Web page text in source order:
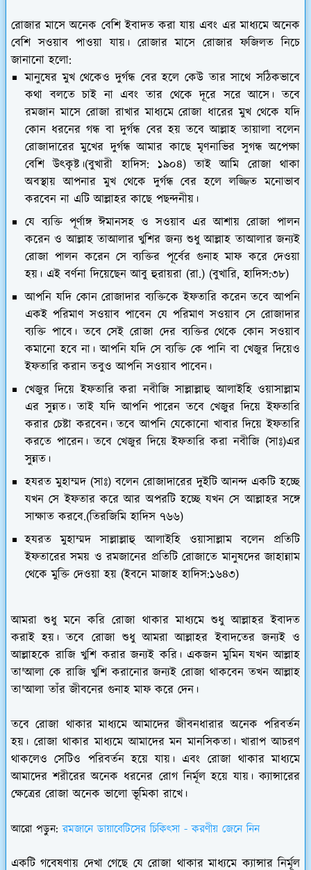
রোজার মাসে অনেক বেশি ইবাদত করা যায় এবং এর মাধ্যমে অনেক
বেশি সওয়াব পাওয়া যায়। রোজার মাসে রোজার ফজিলত নিচে
জানানো হলো:
মানুষের মুখ থেকেও দুর্গন্ধ বের হলে কেউ তার সাথে সঠিকভাবে
কথা বলতে চাই না এবং তার থেকে দূরে সরে আসে। তবে
রমজান মাসে রোজা রাখার মাধ্যমে রোজা ধারের মুখ থেকে যদি
কোন ধরনের গন্ধ বা দুর্গন্ধ বের হয় তবে আল্লাহ তায়ালা বলেন
রোজাদারের মুখের দুর্গন্ধ আমার কাছে মৃণনাভির সুগন্ধ অপেক্ষা
বেশি উৎকৃষ্ট।(বুখারী হাদিস: ১৯০৪) তাই আমি রোজা থাকা
অবস্থায় আপনার মুখ থেকে দুর্গন্ধ বের হলে লজ্জিত মনোভাব
করবেন না এটি আল্লাহর কাছে পছন্দনীয়।
যে ব্যক্তি পূর্ণাঙ্গ ঈমানসহ ও সওয়াব এর আশায় রোজা পালন
করেন ও আল্লাহ তাআলার খুশির জন্য শুধু আল্লাহ তাআলার জন্যই
রোজা পালন করেন সে ব্যক্তির পূর্বের গুনাহ মাফ করে দেওয়া
হয়। এই বর্ণনা দিয়েছেন আবু হুরায়রা (রা.) (বুখারি, হাদিস:৩৮)
আপনি যদি কোন রোজাদার ব্যক্তিকে ইফতারি করেন তবে আপনি
একই পরিমাণ সওয়াব পাবেন যে পরিমাণ সওয়াব সে রোজাদার
ব্যক্তি পাবে। তবে সেই রোজা দের ব্যক্তির থেকে কোন সওয়াব
কমানো হবে না। আপনি যদি সে ব্যক্তি কে পানি বা খেজুর দিয়েও
ইফতারি করান তবুও আপনি সওয়াব পাবেন।
খেজুর দিয়ে ইফতারি করা নবীজি সাল্লাল্লাহু আলাইহি ওয়াসাল্লাম
এর সুন্নত। তাই যদি আপনি পারেন তবে খেজুর দিয়ে ইফতারি
করার চেষ্টা করবেন। তবে আপনি যেকোনো খাবার দিয়ে ইফতারি
করতে পারেন। তবে খেজুর দিয়ে ইফতারি করা নবীজি (সাঃ)এর
সুন্নত।
হযরত মুহাম্মদ (সাঃ) বলেন রোজাদারের দুইটি আনন্দ একটি হচ্ছে
যখন সে ইফতার করে আর অপরটি হচ্ছে যখন সে আল্লাহর সঙ্গে
সাক্ষাত করবে.(তিরজিমি হাদিস ৭৬৬)
হযরত মুহাম্মদ সাল্লাল্লাহু আলাইহি ওয়াসাল্লাম বলেন প্রতিটি
ইফতারের সময় ও রমজানের প্রতিটি রোজাতে মানুষদের জাহান্নাম
থেকে মুক্তি দেওয়া হয় (ইবনে মাজাহ হাদিস:১৬৪৩)
আমরা শুধু মনে করি রোজা থাকার মাধ্যমে শুধু আল্লাহর ইবাদত
করাই হয়। তবে রোজা শুধু আমরা আল্লাহর ইবাদতের জন্যই ও
আল্লাহকে রাজি খুশি করার জন্যই করি। একজন মুমিন যখন আল্লাহ
তা'আলা কে রাজি খুশি করানোর জন্যই রোজা থাকবেন তখন আল্লাহ
তা'আলা তাঁর জীবনের গুনাহ মাফ করে দেন।
তবে রোজা থাকার মাধ্যমে আমাদের জীবনধারার অনেক পরিবর্তন
হয়। রোজা থাকার মাধ্যমে আমাদের মন মানসিকতা। খারাপ আচরণ
থাকলেও সেটিও পরিবর্তন হয়ে যায়। এবং রোজা থাকার মাধ্যমে
আমাদের শরীরের অনেক ধরনের রোগ নির্মূল হয়ে যায়। ক্যান্সারের
ক্ষেত্রের রোজা অনেক ভালো ভূমিকা রাখে।
আরো পড়ুন:রমজানে ডায়াবেটিসের চিকিৎসা - করণীয় জেনে নিন
একটি গবেষণায় দেখা গেছে যে রোজা থাকার মাধ্যমে ক্যান্সার নির্মূল